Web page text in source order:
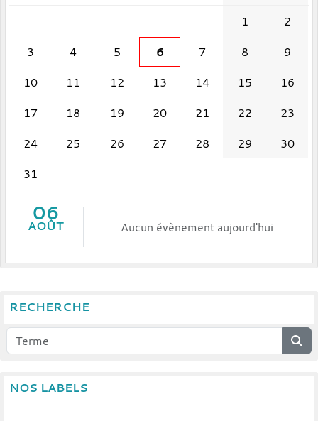
1
2
3
4 5 6 7 8
9
10
11 12 13 14 15
16
17
18 19 20 21 22
23
24
25 26 27 28 29
30
31
06
AOÛT Aucun évènement aujourd'hui
RECHERCHE
NOS LABELS